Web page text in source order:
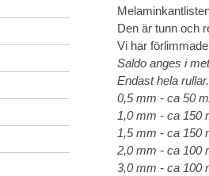
FSC®
PEFC
EU Timber Regulation
Den är tunn och
Vi har
Saldo anges i
Endast hela rullar.
0,5 mm - ca 50
1,0 mm - ca 150
1,5 mm - ca 150
2,0 mm - ca 100
3,0 mm - ca 100